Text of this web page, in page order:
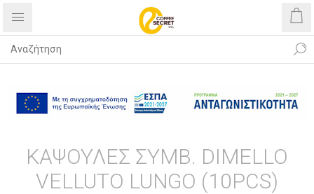
Δωρεάν αποστολή με αγορές άνω
ΚΑΨΟΥΛΕΣ ΣΥΜΒ. DIMELLO
VELLUTO LUNGO (10PCS)